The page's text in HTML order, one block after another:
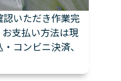
いただき作業完
支払い方法は現
コンビニ決済、